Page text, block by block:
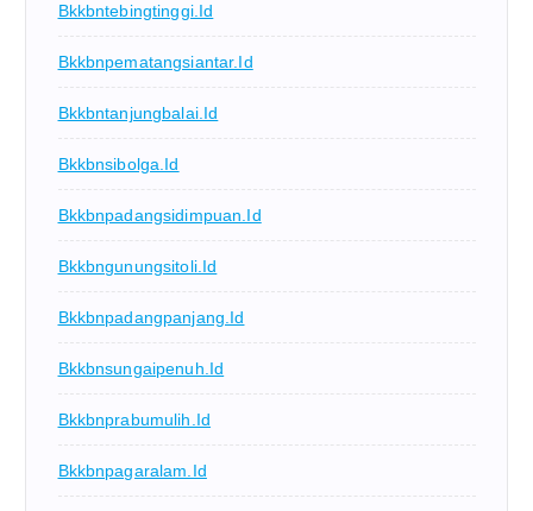
Bkkbntebingtinggi.id
Bkkbnpematangsiantar.id
Bkkbntanjungbalai.id
Bkkbnsibolga.id
Bkkbnpadangsidimpuan.id
Bkkbngunungsitoli.id
Bkkbnpadangpanjang.id
Bkkbnsungaipenuh.id
Bkkbnprabumulih.id
Bkkbnpagaralam.id